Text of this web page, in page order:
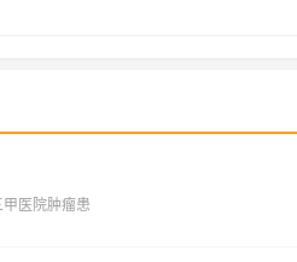
医院肿瘤患